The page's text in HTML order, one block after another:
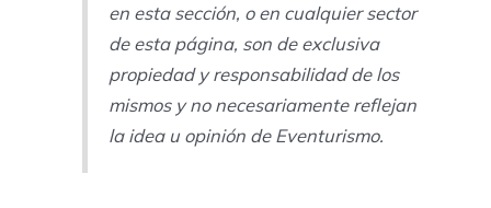
en esta sección, o en cualquier sector
de esta página, son de exclusiva
propiedad y responsabilidad de los
mismos y no necesariamente reflejan
la idea u opinión de Eventurismo.